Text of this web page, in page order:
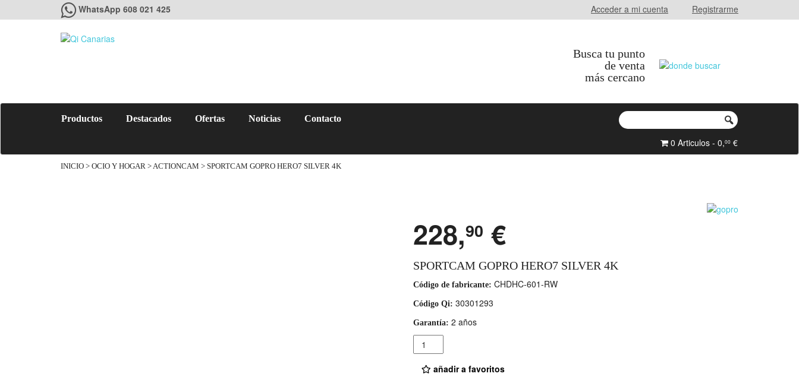
WhatsApp 608 021 425 Acceder a mi cuenta Registrarme
Busca tu punto
de venta
más cercano
Productos Destacados Ofertas Noticias Contacto
0 Articulos - 0,00 €
INICIO > OCIO Y HOGAR >ACTIONCAM > SPORTCAM GOPRO HERO7 SILVER 4K
228,90 €
SPORTCAM GOPRO HERO7 SILVER 4K
Código de fabricante: CHDHC-601-RW
Código Qi: 30301293
Garantía: 2 años
Cantidad
añadir a favoritos